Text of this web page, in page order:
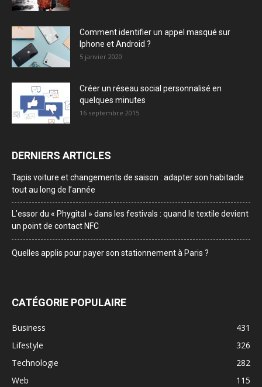
Comment identifier un appel masqué sur
Iphone et Android ?
5 janvier 2020
Créer un réseau social personnalisé en
quelques minutes
16 septembre 2015
DERNIERS ARTICLES
Tapis voiture et changements de saison : adapter son habitacle
tout au long de l’année
L’essor du « Phygital » dans les festivals : quand le textile devient
un point de contact NFC
Quelles applis pour payer son stationnement à Paris ?
CATÉGORIE POPULAIRE
Business
431
Lifestyle
326
Technologie
282
Web
115